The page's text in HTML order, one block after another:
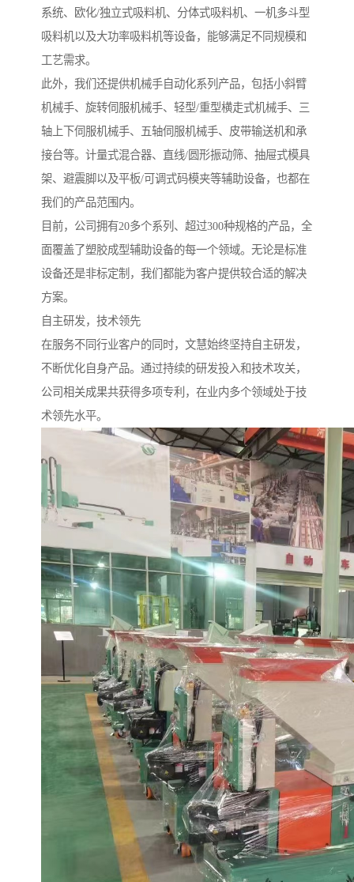
系统、欧化/独立式吸料机、分体式吸料机、一机多斗型
吸料机以及大功率吸料机等设备，能够满足不同规模和
工艺需求。
此外，我们还提供机械手自动化系列产品，包括小斜臂
机械手、旋转伺服机械手、轻型/重型横走式机械手、三
轴上下伺服机械手、五轴伺服机械手、皮带输送机和承
接台等。计量式混合器、直线/圆形振动筛、抽屉式模具
架、避震脚以及平板/可调式码模夹等辅助设备，也都在
我们的产品范围内。
目前，公司拥有20多个系列、超过300种规格的产品，全
面覆盖了塑胶成型辅助设备的每一个领域。无论是标准
设备还是非标定制，我们都能为客户提供较合适的解决
方案。
自主研发，技术领先
在服务不同行业客户的同时，文慧始终坚持自主研发，
不断优化自身产品。通过持续的研发投入和技术攻关，
公司相关成果共获得多项专利，在业内多个领域处于技
术领先水平。